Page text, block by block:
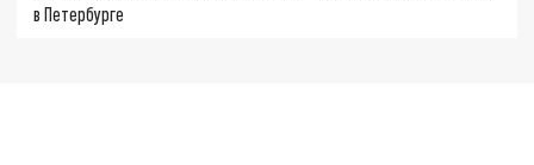
в Петербурге